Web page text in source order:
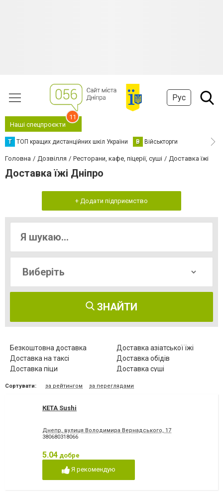
Рус
Наші спецпроєкти
11
Т ТОП кращих дистанційних шкіл України В Військторги
Головна Дозвілля Ресторани, кафе, піцерії, суші Доставка їжі
Доставка їжі Дніпро
+ Додати підприємство
ЗНАЙТИ
Безкоштовна доставка
Доставка азіатської їжі
Доставка на таксі
Доставка обідів
Доставка піци
Доставка суші
Сортувати: за рейтингом за переглядами
КЕТА Sushi
Днепр, вулиця Володимира Вернадського, 17
380680318066
5.04 добре
Я рекомендую